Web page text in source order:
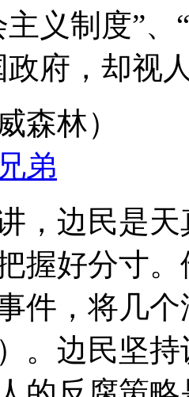
义制度”
政府，却视
森林）
弟
，边民是
握好分寸
件，将几
。边民坚